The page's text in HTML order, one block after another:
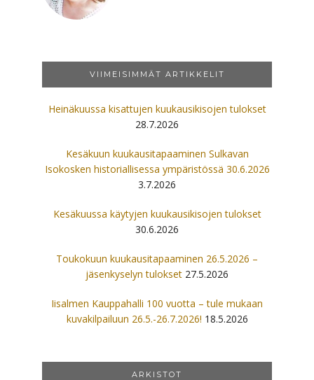
VIIMEISIMMÄT ARTIKKELIT
Heinäkuussa kisattujen kuukausikisojen tulokset
28.7.2026
Kesäkuun kuukausitapaaminen Sulkavan
Isokosken historiallisessa ympäristössä 30.6.2026
3.7.2026
Kesäkuussa käytyjen kuukausikisojen tulokset
30.6.2026
Toukokuun kuukausitapaaminen 26.5.2026 –
jäsenkyselyn tulokset 27.5.2026
Iisalmen Kauppahalli 100 vuotta – tule mukaan
kuvakilpailuun 26.5.-26.7.2026! 18.5.2026
ARKISTOT